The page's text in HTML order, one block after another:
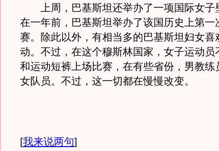
上周，巴基斯坦还举办了一项国际女子
在一年前，巴基斯坦举办了该国历史上第一
赛。除此以外，有相当多的巴基斯坦妇女喜
动。不过，在这个穆斯林国家，女子运动员
和运动短裤上场比赛，在有些省份，男教练
女队员。不过，这一切都在慢慢改变。
[我来说两句]